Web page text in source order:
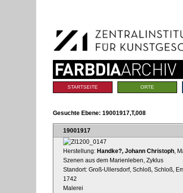
Navigation
Sektionen
STARTSEITE ORTE
Gesuchte Ebene: 19001917,T,008
19001917
Herstellung: Handke?, Johann Christoph ,
Szenen aus dem Marienleben, Zyklus
Standort: Groß-Ullersdorf, Schloß, Schloß,
1742
Malerei